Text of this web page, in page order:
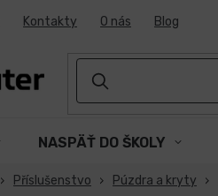
Kontakty O nás Blog
NASPÄŤ DO ŠKOLY
Příslušenstvo Púzdra a kryty